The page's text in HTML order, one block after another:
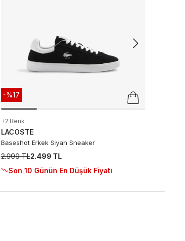
-%17
+2 Renk
LACOSTE
Baseshot Erkek Siyah Sneaker
2.999 TL2.499 TL
Son 10 Günün En Düşük Fiyatı